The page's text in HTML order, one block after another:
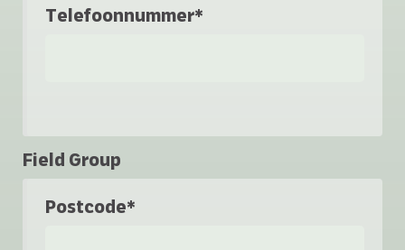
Telefoonnummer*
Field Group
Postcode*